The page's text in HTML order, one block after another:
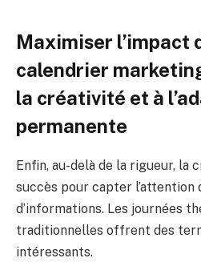
Maximiser l’impact
calendrier
la créativité et à
permanente
Enfin, au-delà de la rigueur, la
succès pour capter l’attention
d’informations. Les journées
traditionnelles offrent des
intéressants.